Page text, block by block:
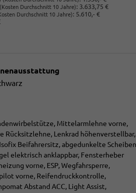
(Kosten Durchschnitt 10 Jahre): 3.633,75 €
Durchschnitt 10 Jahre): 5.610,- €
Mittelarmlehne vorne,
Rücksitzlehne, Lenkrad höhenverstellbar,
Beifahrersitz, abgedunkelte
elektrisch anklappbar, Fensterheber
vorne, ESP, Wegfahrsperre,
vorne, Reifendruckkontrolle,
Abstand ACC, Light Assist,